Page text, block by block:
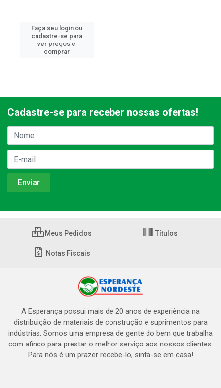
Faça seu login ou
cadastre-se para
ver preços e
comprar
Cadastre-se para receber nossas ofertas!
Meus Pedidos Títulos
Notas Fiscais
A Esperança possui mais de 20 anos de experiência na
distribuição de materiais de construção e suprimentos para
indústrias. Somos uma empresa de gente do bem que trabalha
com afinco para prestar o melhor serviço aos nossos clientes.
Para nós é um prazer recebe-lo, sinta-se em casa!